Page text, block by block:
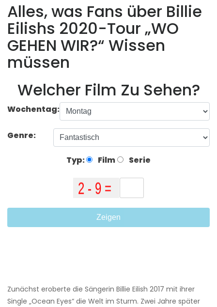
Alles, was Fans über Billie
Eilishs 2020-Tour „WO
GEHEN WIR?“ Wissen
müssen
Welcher Film Zu Sehen?
Wochentag:
Genre:
Typ: Film Serie
Zeigen
Zunächst eroberte die Sängerin Billie Eilish 2017 mit ihrer
Single „Ocean Eyes“ die Welt im Sturm. Zwei Jahre später